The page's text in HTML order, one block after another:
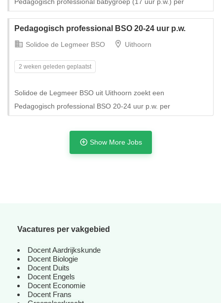
Pedagogisch professional babygroep (17 uur p.w.) per
Pedagogisch professional BSO 20-24 uur p.w.
Solidoe de Legmeer BSO Uithoorn
2 weken geleden geplaatst
Solidoe de Legmeer BSO uit Uithoorn zoekt een
Pedagogisch professional BSO 20-24 uur p.w. per
Show More Jobs
Vacatures per vakgebied
Docent Aardrijkskunde
Docent Biologie
Docent Duits
Docent Engels
Docent Economie
Docent Frans